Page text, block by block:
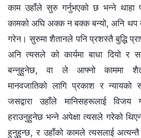
काम उहाँले सुरु गर्नुभएको छ भन्‍ने थाहा
कामको अघि अक्क न बक्क बन्यो, अनि थप
गरेन। सुरुमा शैतानले पनि प्रशस्तै बुद्धि
अनि त्यसले को कार्यमा बाधा दियो र
बन्‍नुहुनेछ, वा ले आफ्नो काममा
मानवजातिको लागि प्रकाश र न्यायको
जसद्वारा उहाँले मानिसहरूलाई विजय
हराउनुहुनेछ भन्‍ने अपेक्षा त्यसले गरेको
हुनुहुन्छ, र उहाँको कामले त्यसलाई अत्यन्तै